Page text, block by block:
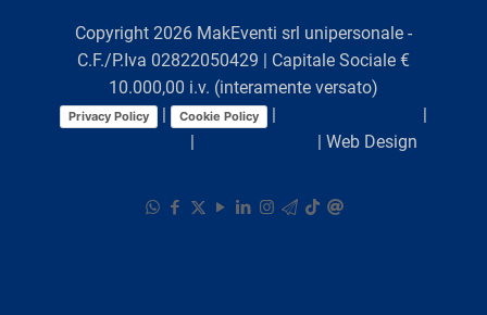
Copyright 2026 MakEventi srl unipersonale -
C.F./P.Iva 02822050429 | Capitale Sociale €
10.000,00 i.v. (interamente versato)
Privacy Policy Cookie Policy
| Web Design